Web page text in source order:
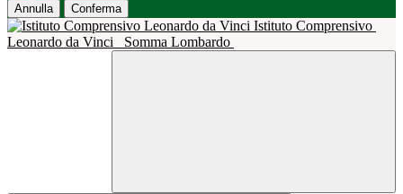
Annulla Conferma
Istituto Comprensivo
Leonardo da Vinci
Somma Lombardo